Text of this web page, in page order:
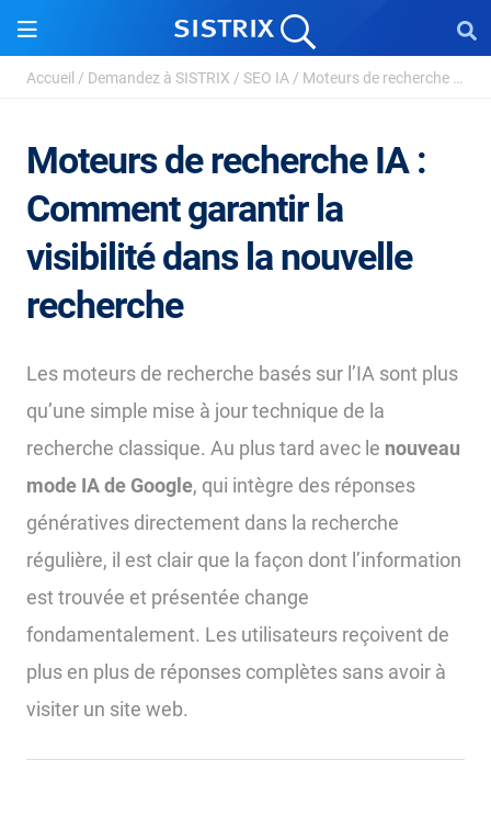
Accueil / Demandez à SISTRIX / SEO IA / Moteurs de recherche IA
Moteurs de recherche IA :
Comment garantir la
visibilité dans la nouvelle
recherche
Les moteurs de recherche basés sur l’IA sont plus
qu’une simple mise à jour technique de la
recherche classique. Au plus tard avec le nouveau
mode IA de Google, qui intègre des réponses
génératives directement dans la recherche
régulière, il est clair que la façon dont l’information
est trouvée et présentée change
fondamentalement. Les utilisateurs reçoivent de
plus en plus de réponses complètes sans avoir à
visiter un site web.